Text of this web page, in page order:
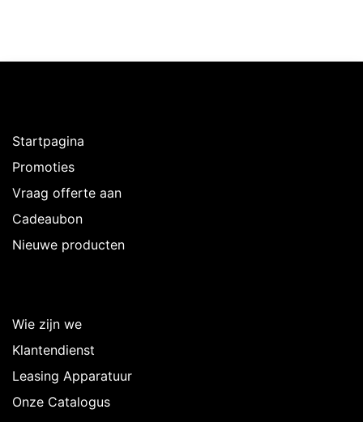
Startpagina
Promoties
Vraag offerte aan
Cadeaubon
Nieuwe producten
Wie zijn we
Klantendienst
Leasing Apparatuur
Onze Catalogus